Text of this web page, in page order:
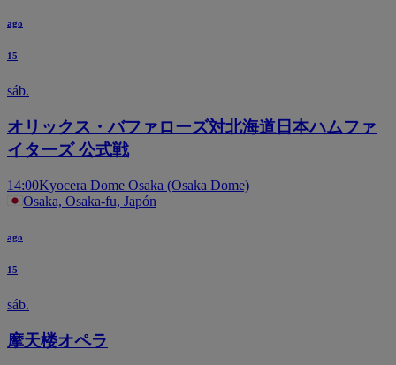
ago
15
sáb.
オリックス・バファローズ対北海道日本ハムファ
イターズ 公式戦
14:00Kyocera Dome Osaka (Osaka Dome)
Osaka, Osaka-fu, Japón
ago
15
sáb.
摩天楼オペラ